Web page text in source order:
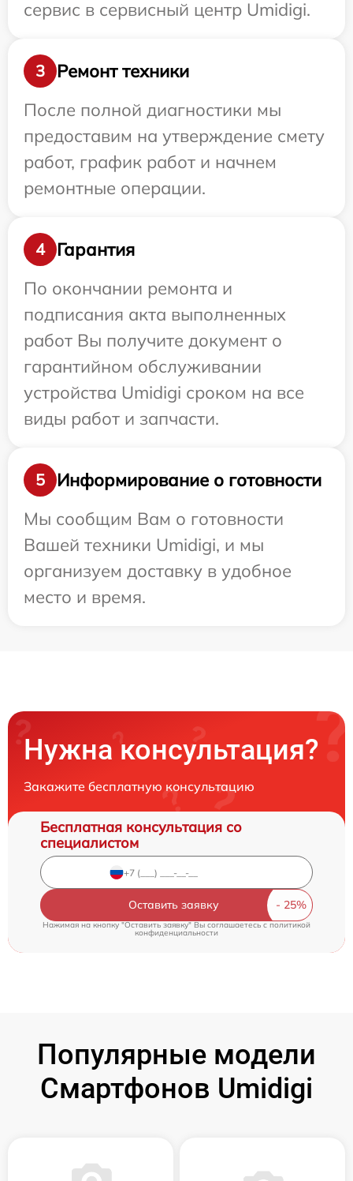
сервис в сервисный центр Umidigi.
3
Ремонт техники
После полной диагностики мы
предоставим на утверждение смету
работ, график работ и начнем
ремонтные операции.
4
Гарантия
По окончании ремонта и
подписания акта выполненных
работ Вы получите документ о
гарантийном обслуживании
устройства Umidigi сроком на все
виды работ и запчасти.
5
Информирование о готовности
Мы сообщим Вам о готовности
Вашей техники Umidigi, и мы
организуем доставку в удобное
место и время.
Нужна консультация?
Закажите бесплатную консультацию
Бесплатная консультация со
специалистом
Оставить заявку
Нажимая на кнопку "Оставить заявку" Вы соглашаетесь c политикой
конфиденциальности
Популярные модели
Смартфонов Umidigi